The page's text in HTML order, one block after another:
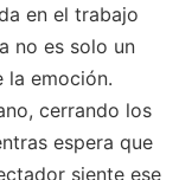
en el trabajo
no es solo un
la emoción.
cerrando los
espera que
siente ese